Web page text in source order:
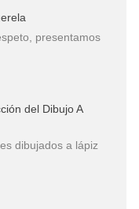
presentamos
del Dibujo A
dibujados a lápiz